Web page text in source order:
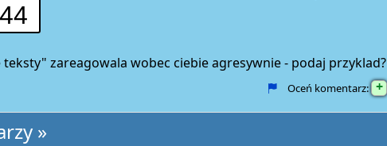
zareagowala wobec ciebie agresywnie - podaj przyklad?
Oceń komentarz: +
»